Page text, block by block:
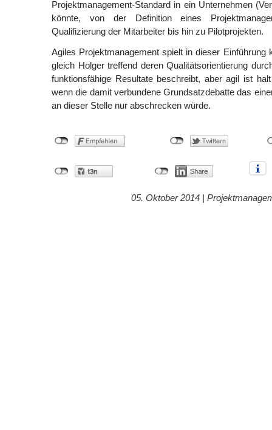
Projektmanagement-Standard in ein Unternehmen
könnte, von der Definition eines
Qualifizierung der Mitarbeiter bis hin zu Pilotprojekten.
Agiles Projektmanagement spielt in dieser Einführung
gleich Holger treffend deren Qualitätsorientierung
funktionsfähige Resultate beschreibt, aber agil ist
wenn die damit verbundene Grundsatzdebatte das
an dieser Stelle nur abschrecken würde.
05. Oktober 2014 |